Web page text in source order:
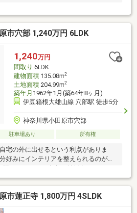
市穴部 1,240万円 6LDK
1,240万円
間取り 6LDK
建物面積135.08m2
土地面積204.99m2
築年月 1962年1月(築64年8ヶ月)
伊豆箱根大雄山線 穴部駅 徒歩5分
神奈川県小田原市穴部
駐車場あり 所有権
宅の外に出せるという利点がありま
好みにインテリアを整えられるのが魅
市蓮正寺 1,800万円 4SLDK